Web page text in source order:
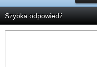
Szybka odpowiedź